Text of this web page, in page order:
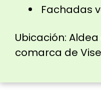
Fachadas
Ubicación:
comarca de